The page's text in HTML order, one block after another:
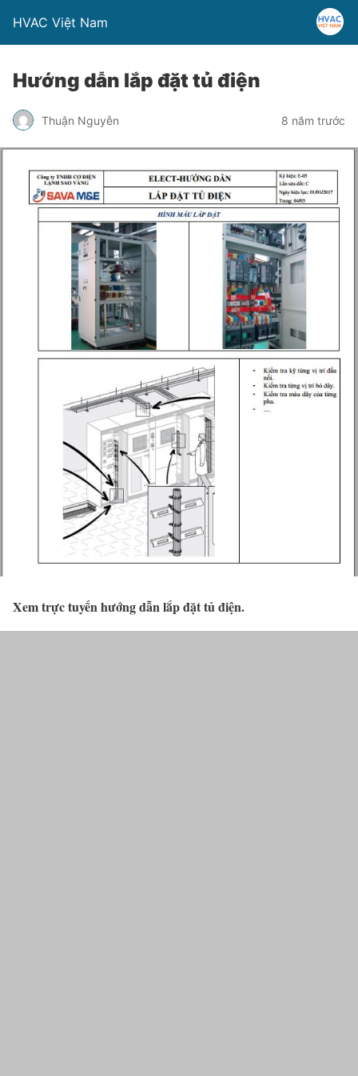
HVAC Việt Nam
Hướng dẫn lắp đặt tủ điện
Thuận Nguyễn 8 năm trước
Xem trực tuyến hướng dẫn lắp đặt tủ điện.